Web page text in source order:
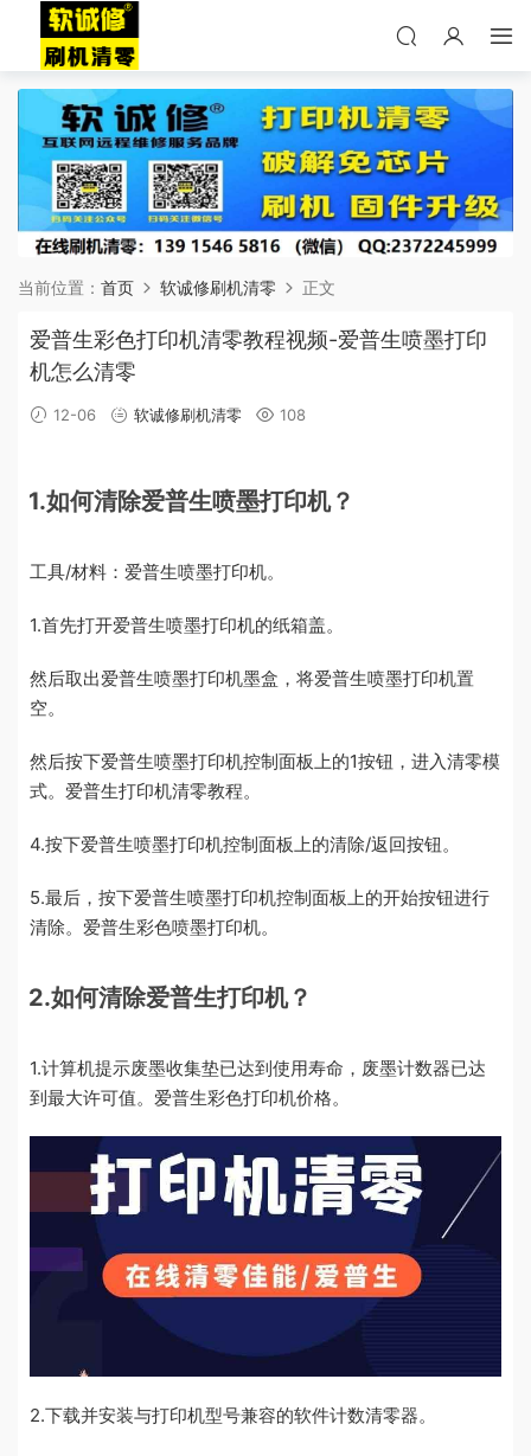
当前位置： 首页 软诚修刷机清零 正文
爱普生彩色打印机清零教程视频-爱普生喷墨打印
机怎么清零
12-06 软诚修刷机清零 108
1.如何清除爱普生喷墨打印机？
工具/材料：爱普生喷墨打印机。
1.首先打开爱普生喷墨打印机的纸箱盖。
然后取出爱普生喷墨打印机墨盒，将爱普生喷墨打印机置
空。
然后按下爱普生喷墨打印机控制面板上的1按钮，进入清零模
式。爱普生打印机清零教程。
4.按下爱普生喷墨打印机控制面板上的清除/返回按钮。
5.最后，按下爱普生喷墨打印机控制面板上的开始按钮进行
清除。爱普生彩色喷墨打印机。
2.如何清除爱普生打印机？
1.计算机提示废墨收集垫已达到使用寿命，废墨计数器已达
到最大许可值。爱普生彩色打印机价格。
2.下载并安装与打印机型号兼容的软件计数清零器。